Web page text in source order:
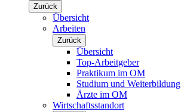
Zurück
Übersicht
Arbeiten
Zurück
Übersicht
Top-Arbeitgeber
Praktikum im OM
Studium und Weiterbildung
Ärzte im OM
Wirtschaftsstandort